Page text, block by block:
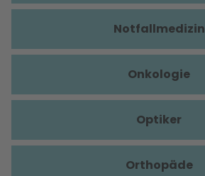
Notfallmedizin
Onkologie
Optiker
Orthopäde